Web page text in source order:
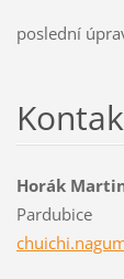
poslední
Horák
Pardubice